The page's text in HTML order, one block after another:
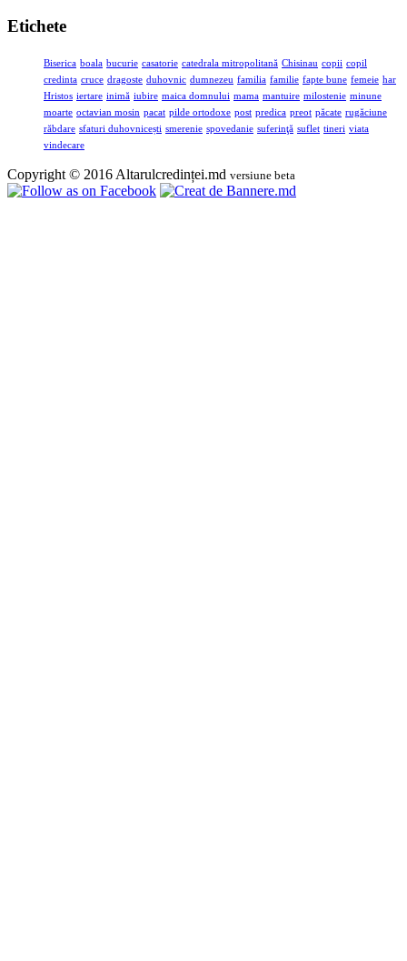
Etichete
Biserica boala bucurie casatorie catedrala mitropolitană Chisinau copii copil
credinta cruce dragoste duhovnic dumnezeu familia familie fapte bune femeie har
Hristos iertare inimă iubire maica domnului mama mantuire milostenie minune
moarte octavian mosin pacat pilde ortodoxe post predica preot păcate rugăciune
răbdare sfaturi duhovnicești smerenie spovedanie suferinţă suflet tineri viata
vindecare
Copyright © 2016 Altarulcredinței.md versiune beta